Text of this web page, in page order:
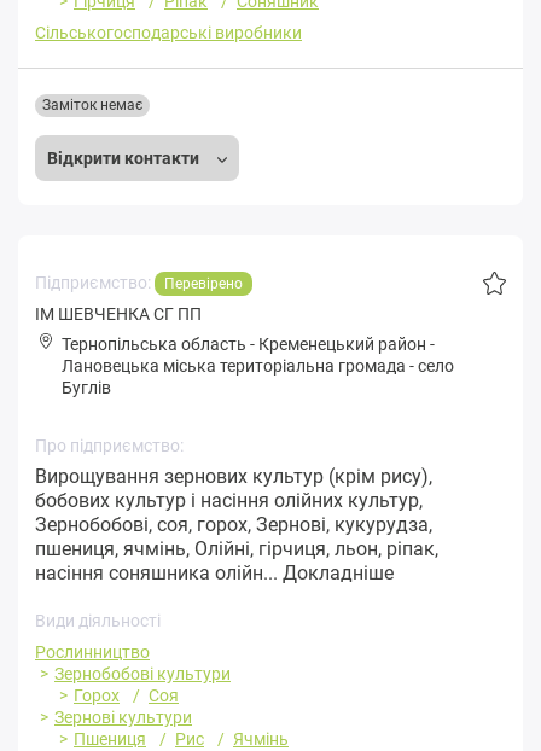
Сільськогосподарські виробники
Відкрити контакти
Заміток немає
Підприємство: Перевірено
ІМ ШЕВЧЕНКА СГ ПП
Тернопільська область - Кременецький район -
Лaнoвeцькa міська територіальна громада -село
Буглів
Про підприємство:
Вирощування зернових культур (крім рису),
бобових культур і насіння олійних культур,
Зернобобові, соя, горох, Зернові, кукурудза,
пшениця, ячмінь, Олійні, гірчиця, льон, ріпак,
насіння соняшника олійн... Докладніше
Види діяльності
Рослинництво
Зернобобові культури
Горох
Соя
Зернові культури
Пшениця
Рис
Ячмінь